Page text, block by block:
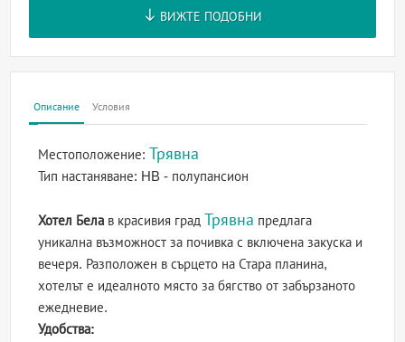
ВИЖТЕ ПОДОБНИ
Описание Условия
Местоположение: Трявна
Тип настаняване: HB - полупансион
Хотел Бела в красивия град Трявна предлага
уникална възможност за почивка с включена закуска и
вечеря. Разположен в сърцето на Стара планина,
хотелът е идеалното място за бягство от забързаното
ежедневие.
Удобства: